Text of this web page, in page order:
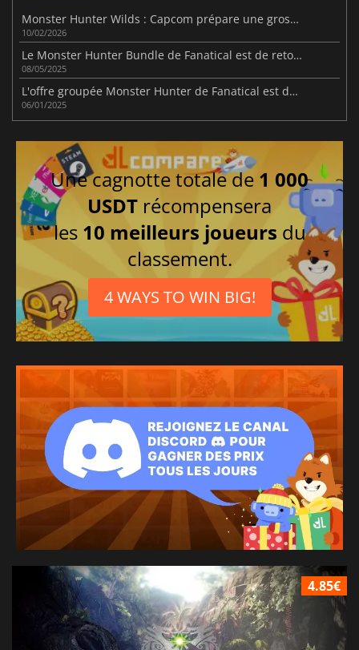
Monster Hunter Wilds : Capcom prépare une grosse extension
10/02/2026
Le Monster Hunter Bundle de Fanatical est de retour avec une bonne affaire
08/05/2025
L'offre groupée Monster Hunter de Fanatical est de retour, pour vous préparer au prochain Monster Hunter Wilds.
06/01/2025
Une cagnotte totale de 1 000
USDT récompensera
les 10 meilleurs joueurs du
classement.
4 WAYS TO WIN BIG!
4.85€